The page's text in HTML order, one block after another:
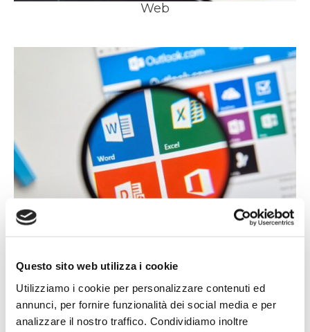
Questo sito web utilizza i cookie
Utilizziamo i cookie per personalizzare contenuti ed
annunci, per fornire funzionalità dei social media e per
analizzare il nostro traffico. Condividiamo inoltre
Web